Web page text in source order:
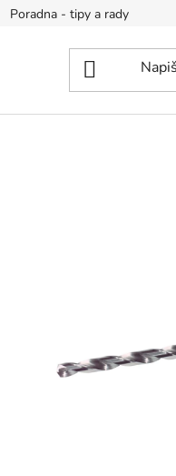
Poradna - tipy a rady